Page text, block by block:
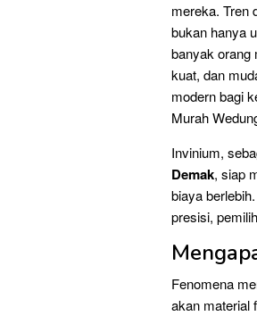
mereka. Tren
bukan hanya
banyak orang
kuat, dan
modern bagi
Murah
Invinium,
Demak, siap
biaya
presisi,
Fenomena
akan material